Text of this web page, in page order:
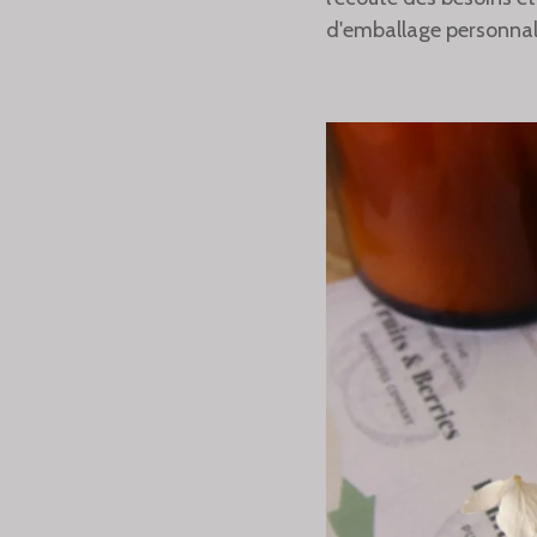
d'emballage